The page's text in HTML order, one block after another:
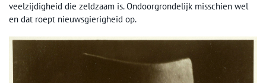
veelzijdigheid die zeldzaam is. Ondoorgrondelijk misschien wel
en dat roept nieuwsgierigheid op.